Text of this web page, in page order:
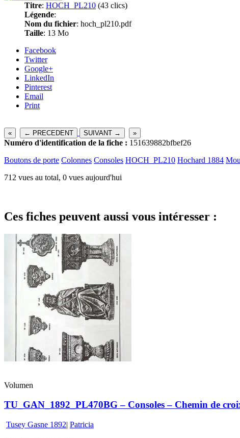
Titre: HOCH_PL210 (43 clics)
Légende:
Nom du fichier: hoch_pl210.pdf
Taille: 13 Mo
Facebook
Twitter
Google+
LinkedIn
Pinterest
Email
Print
« ← PRECEDENT SUIVANT → »
Numéro d'identification de la fiche : 151639882bfbef26
Boutons de porte Colonnes Consoles HOCH_PL210 Hochard 1884
712 vues au total, 0 vues aujourd'hui
Ces fiches peuvent aussi vous intéresser :
Volumen
TU_GAN_1892_PL470BG – Consoles – Chemin de
Tusey Gasne 1892| Patricia